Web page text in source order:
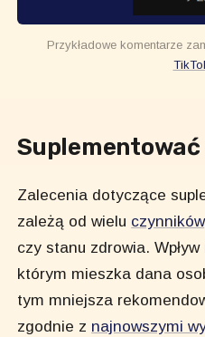
Przykładowe komentarze
Suplementować
Zalecenia dotyczące
zależą od wielu czynników
czy stanu zdrowia.
którym mieszka dana
tym mniejsza
zgodnie z najnowszymi